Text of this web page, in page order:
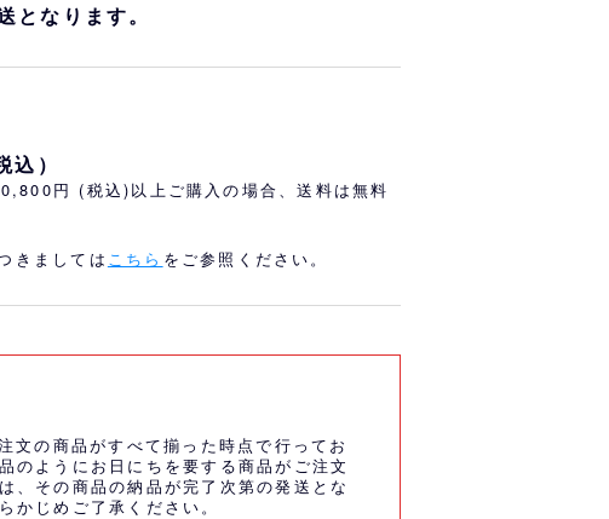
オリっこにおすすめ SPECIAL PRICE
となります。
）
円 (税込)以上ご購入の場合、送料は無料
きましては こちら をご参照ください。
文の商品がすべて揃った時点で行ってお
のようにお日にちを要する商品がご注文
、その商品の納品が完了次第の発送とな
かじめご了承ください。